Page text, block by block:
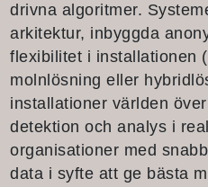
drivna algoritmer.
arkitektur, inbyggda
flexibilitet i installationen
molnlösning eller
installationer världen
detektion och analys i
organisationer med
data i syfte att ge bästa